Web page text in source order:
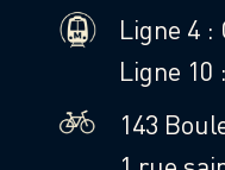
Ligne 4 :
Ligne 10
143